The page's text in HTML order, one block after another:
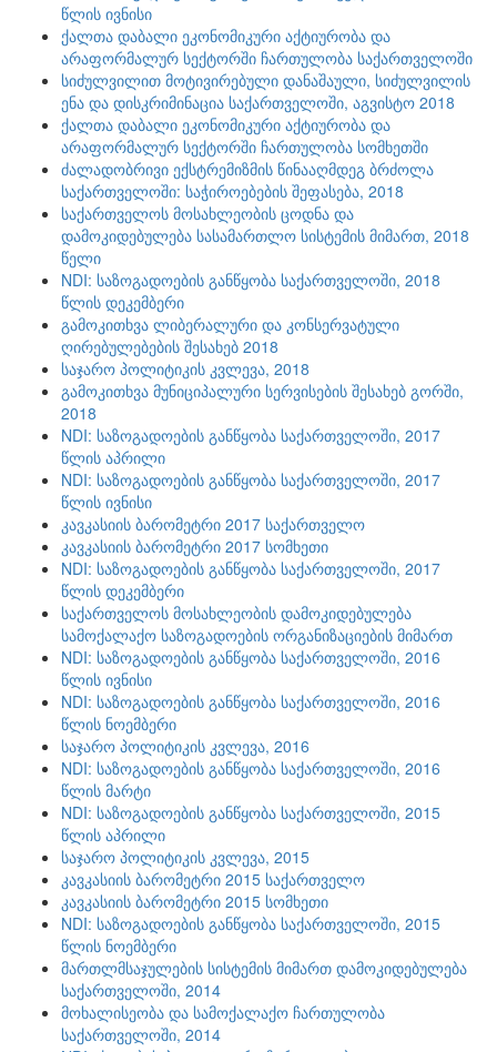
წლის ივნისი
ქალთა დაბალი ეკონომიკური აქტიურობა და
არაფორმალურ სექტორში ჩართულობა საქართველოში
სიძულვილით მოტივირებული დანაშაული, სიძულვილის
ენა და დისკრიმინაცია საქართველოში, აგვისტო 2018
ქალთა დაბალი ეკონომიკური აქტიურობა და
არაფორმალურ სექტორში ჩართულობა სომხეთში
ძალადობრივი ექსტრემიზმის წინააღმდეგ ბრძოლა
საქართველოში: საჭიროებების შეფასება, 2018
საქართველოს მოსახლეობის ცოდნა და
დამოკიდებულება სასამართლო სისტემის მიმართ, 2018
წელი
NDI: საზოგადოების განწყობა საქართველოში, 2018
წლის დეკემბერი
გამოკითხვა ლიბერალური და კონსერვატული
ღირებულებების შესახებ 2018
საჯარო პოლიტიკის კვლევა, 2018
გამოკითხვა მუნიციპალური სერვისების შესახებ გორში,
2018
NDI: საზოგადოების განწყობა საქართველოში, 2017
წლის აპრილი
NDI: საზოგადოების განწყობა საქართველოში, 2017
წლის ივნისი
კავკასიის ბარომეტრი 2017 საქართველო
კავკასიის ბარომეტრი 2017 სომხეთი
NDI: საზოგადოების განწყობა საქართველოში, 2017
წლის დეკემბერი
საქართველოს მოსახლეობის დამოკიდებულება
სამოქალაქო საზოგადოების ორგანიზაციების მიმართ
NDI: საზოგადოების განწყობა საქართველოში, 2016
წლის ივნისი
NDI: საზოგადოების განწყობა საქართველოში, 2016
წლის ნოემბერი
საჯარო პოლიტიკის კვლევა, 2016
NDI: საზოგადოების განწყობა საქართველოში, 2016
წლის მარტი
NDI: საზოგადოების განწყობა საქართველოში, 2015
წლის აპრილი
საჯარო პოლიტიკის კვლევა, 2015
კავკასიის ბარომეტრი 2015 საქართველო
კავკასიის ბარომეტრი 2015 სომხეთი
NDI: საზოგადოების განწყობა საქართველოში, 2015
წლის ნოემბერი
მართლმსაჯულების სისტემის მიმართ დამოკიდებულება
საქართველოში, 2014
მოხალისეობა და სამოქალაქო ჩართულობა
საქართველოში, 2014